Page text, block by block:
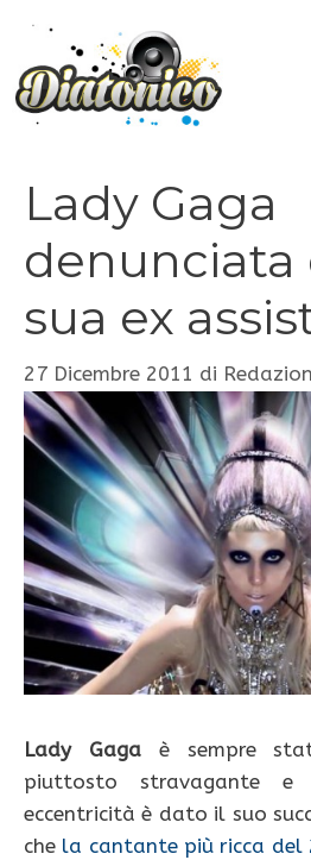
contenuto
Lady Gaga
denunciata
sua ex
27 Dicembre 2011 di
Lady Gagaè sempre
piuttosto stravagante
eccentricità è dato il suo
che la cantante più ricca del